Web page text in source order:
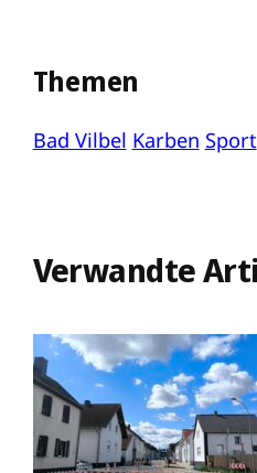
Themen
Bad Vilbel Karben Sport
Verwandte